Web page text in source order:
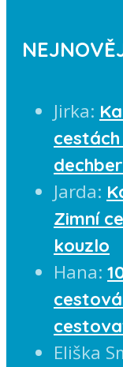
Jirka:
Jarda:
Zimní
kouzlo
Hana:
Eliška